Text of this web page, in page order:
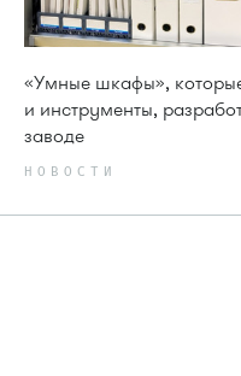
«Умные шкафы»,
и инструменты,
заводе
НОВОСТИ